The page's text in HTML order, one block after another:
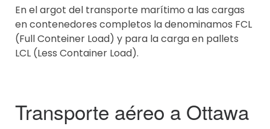
En el argot del transporte marítimo a las cargas
en contenedores completos la denominamos FCL
(Full Conteiner Load) y para la carga en pallets
LCL (Less Container Load).
Transporte aéreo a Ottawa